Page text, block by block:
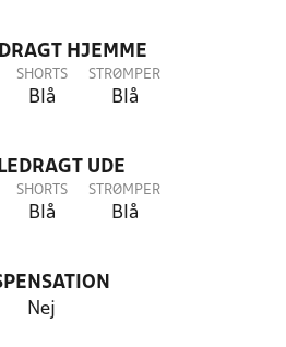
HJEMME
SHORTS
Blå
STRØMPER
Blå
UDE
SHORTS
Blå
STRØMPER
Blå
Nej